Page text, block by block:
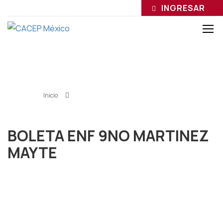
INGRESAR
BOLETA ENF 9NO
Inicio
BOLETA ENF 9NO MARTINEZ
MAYTE